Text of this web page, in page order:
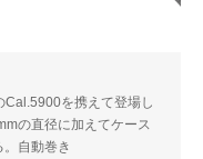
を携えて登場し
の直径に加えてケース
自動巻き